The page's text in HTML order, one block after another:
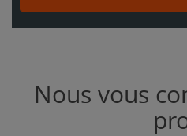
Nous vous